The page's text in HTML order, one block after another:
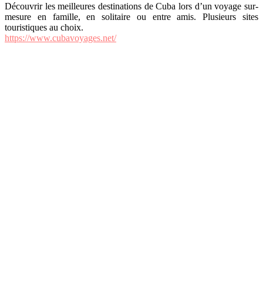
Découvrir les meilleures destinations de Cuba lors d’un voyage sur-
mesure en famille, en solitaire ou entre amis. Plusieurs sites
touristiques au choix.
https://www.cubavoyages.net/